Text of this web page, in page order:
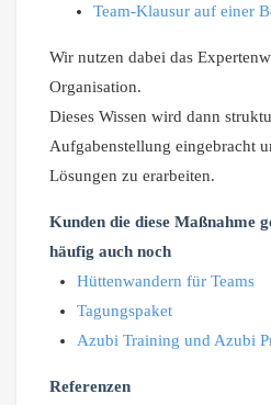
Team-Klausur auf einer
Wir nutzen dabei das
Organisation.
Dieses Wissen wird dann
Aufgabenstellung eingebracht
Lösungen zu erarbeiten.
Kunden die diese Maßnahme
häufig auch noch
Hüttenwandern für Teams
Tagungspaket
Azubi Training und Azubi
Referenzen